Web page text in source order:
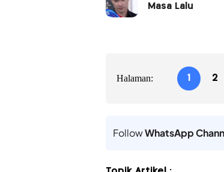
Masa Lalu
Halaman: 1 2
FollowWhatsApp